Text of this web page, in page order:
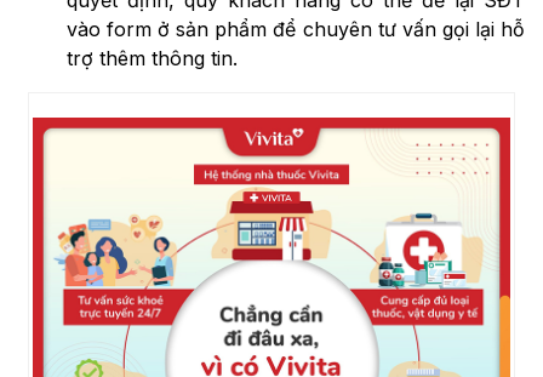
vào form ở sản phẩm để chuyên tư vấn gọi lại hỗ
trợ thêm thông tin.